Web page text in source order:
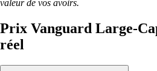
valeur de vos avoirs.
Prix Vanguard Large-
réel